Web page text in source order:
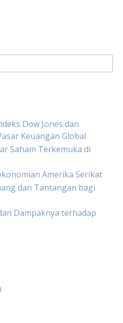
Dow Jones dan
Keuangan Global
Saham Terkemuka di
Amerika Serikat
dan Tantangan bagi
Dampaknya terhadap